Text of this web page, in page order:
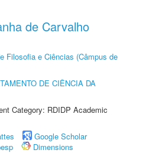
de Carvalho
Filosofia e Ciências (Câmpus de
DE CIÊNCIA DA
Category: RDIDP Academic
Google Scholar
Dimensions